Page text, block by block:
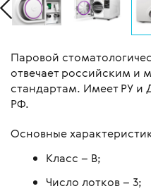
Паровой
отвечает российским и
стандартам. Имеет РУ и
РФ.
Основные
Класс – В;
Число лотков – 3;